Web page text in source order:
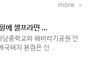
more
에 셀프라면 ...
중학교와 해바라기공원 인
국돼지 본점은 신 ...